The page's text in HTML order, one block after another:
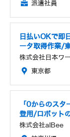
派遣社員
日払いOKで即
ータ取得作業/
株式会社日本ワ
東京都
「0からのス
登用/ロボット
株式会社alBee